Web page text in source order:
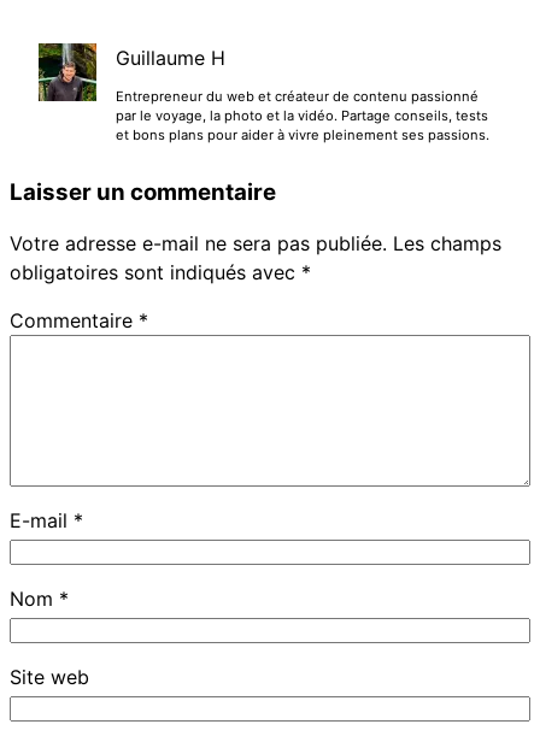
Guillaume H
Entrepreneur du web et créateur de contenu passionné
par le voyage, la photo et la vidéo. Partage conseils, tests
et bons plans pour aider à vivre pleinement ses passions.
Laisser un commentaire
Votre adresse e-mail ne sera pas publiée. Les champs
obligatoires sont indiqués avec *
Commentaire *
E-mail *
Nom *
Site web